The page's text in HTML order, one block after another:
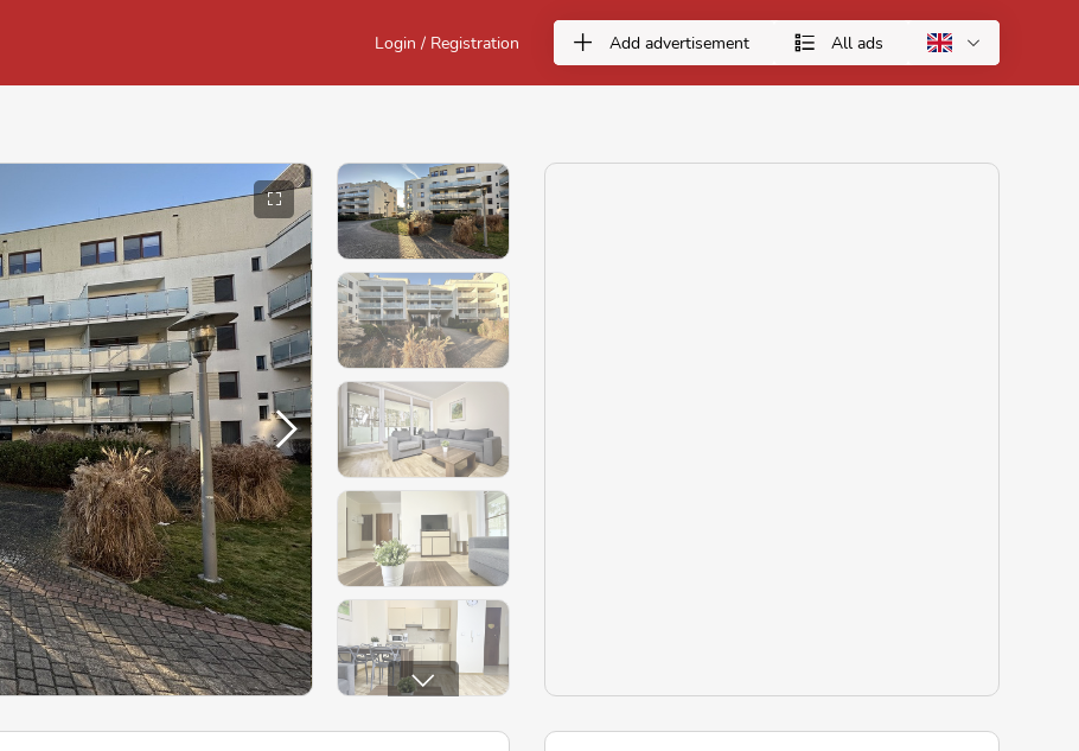
Login / Registration Add advertisement All ads